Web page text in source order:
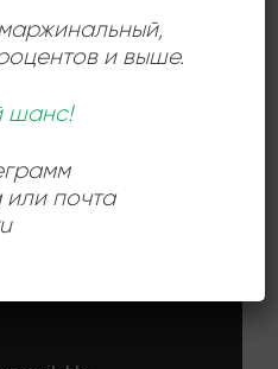
,
и выше.
шанс!
или почта